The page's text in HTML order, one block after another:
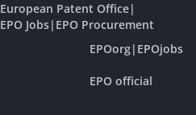
European Patent Office|
EPO Jobs| EPO Procurement
EPOorg| EPOjobs
EPO official